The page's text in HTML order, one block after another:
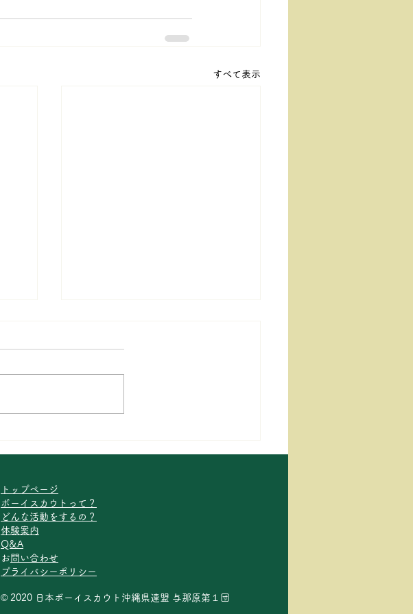
すべて表示
みん
トップページ
ボーイスカウトって？
どんな活動をするの？
体験案内
Q&A
​ お問い合わせ
​プライバシーポリシー
© 2020 日本ボーイスカウト沖縄県連盟 与那原第１団